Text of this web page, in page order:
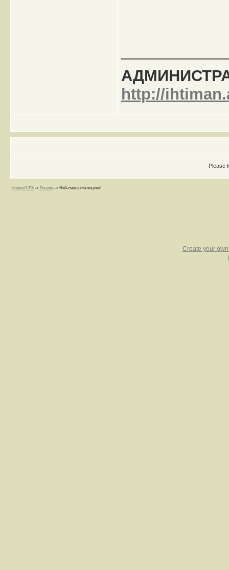
http://
Please
форумЪТ® -> Вицове -> Най-смешните вицове!
Create your